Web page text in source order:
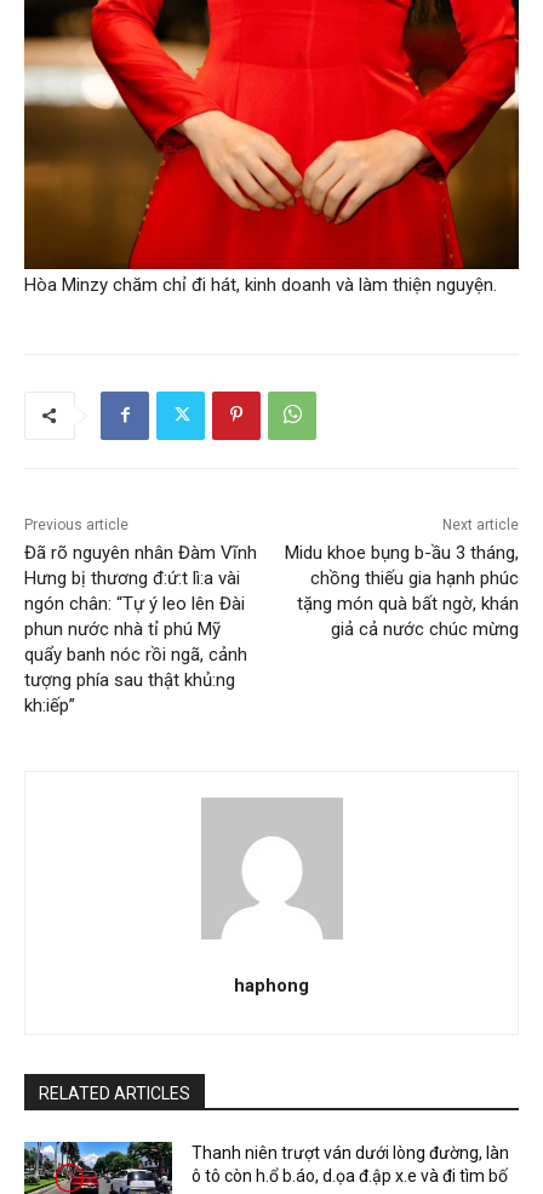
Hòa Minzy chăm chỉ đi hát, kinh doanh và làm thiện nguyện.
Previous article
Đã rõ nguyên nhân Đàm Vĩnh
Hưng bị thương đ:ứ:t lì:a vài
ngón chân: “Tự ý leo lên Đài
phun nước nhà tỉ phú Mỹ
quẩy banh nóc rồi ngã, cảnh
tượng phía sau thật khủ:ng
kh:iếp”
Next article
Midu khoe bụng b-ầu 3 tháng,
chồng thiếu gia hạnh phúc
tặng món quà bất ngờ, khán
giả cả nước chúc mừng
haphong
RELATED ARTICLES
Thanh niên trượt ván dưới lòng đường, làn
ô tô còn h.ổ b.áo, d.ọa đ.ập x.e và đi tìm bố